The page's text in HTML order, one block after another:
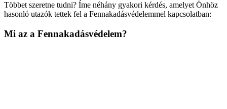
Többet szeretne tudni? Íme néhány gyakori kérdés, amelyet Önhöz
hasonló utazók tettek fel a Fennakadásvédelemmel kapcsolatban:
Mi az a Fennakadásvédelem?